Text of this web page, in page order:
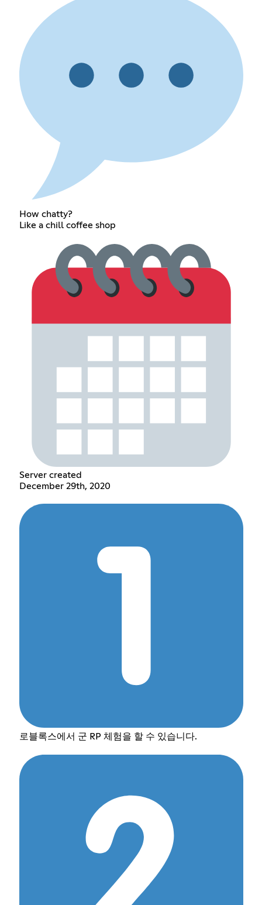
How chatty?
Like a chill coffee shop
Server created
December 29th, 2020
로블록스에서 군 RP 체험을 할 수 있습니다.